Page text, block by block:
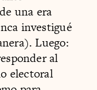
una era
investigué
Luego:
al
electoral